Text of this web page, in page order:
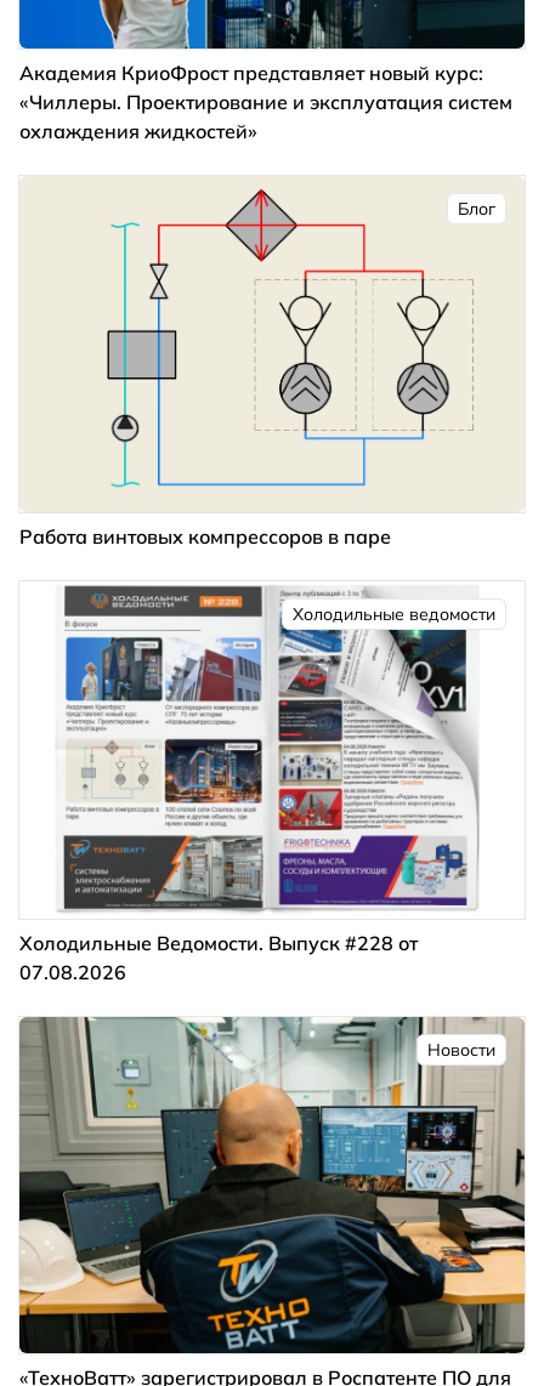
Академия КриоФрост представляет новый курс:
«Чиллеры. Проектирование и эксплуатация систем
охлаждения жидкостей»
Блог
Работа винтовых компрессоров в паре
Холодильные ведомости
Холодильные Ведомости. Выпуск #228 от
07.08.2026
Новости
«ТехноВатт» зарегистрировал в Роспатенте ПО для